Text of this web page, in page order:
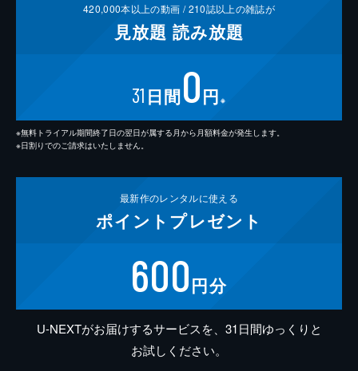
420,000本以上の動画 /210誌以上の雑誌が
見放題 読み放題
31 日間0円 ※
※無料トライアル期間終了日の翌日が属する月から月額料金が発生します。
※日割りでのご請求はいたしません。
最新作のレンタルに使える
ポイント プレゼント
600円分
U-NEXTがお届けするサービスを、31日間ゆっくりと
お試しください。